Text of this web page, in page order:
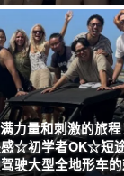
力量和刺激的旅
☆初学者OK☆短
驶大型全地形车